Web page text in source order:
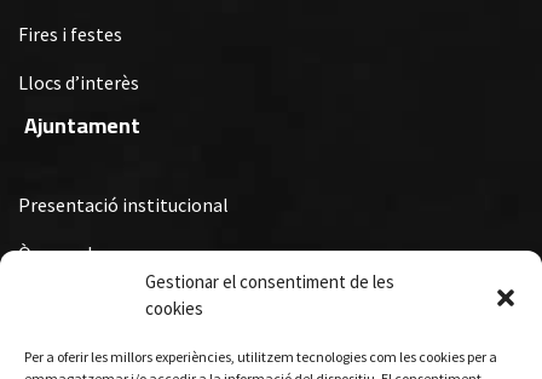
Gestionar el consentiment de les
cookies
Per a oferir les millors experiències, utilitzem tecnologies com les cookies per a
Fires i festes
Llocs d’interès
Ajuntament
Presentació institucional
Òrgans de govern
Ordenances Fiscals, Ordenances i Reglaments i Subvencions i